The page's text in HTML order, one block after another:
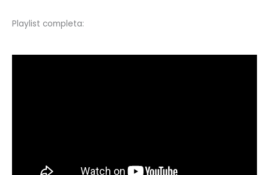
Playlist completa: